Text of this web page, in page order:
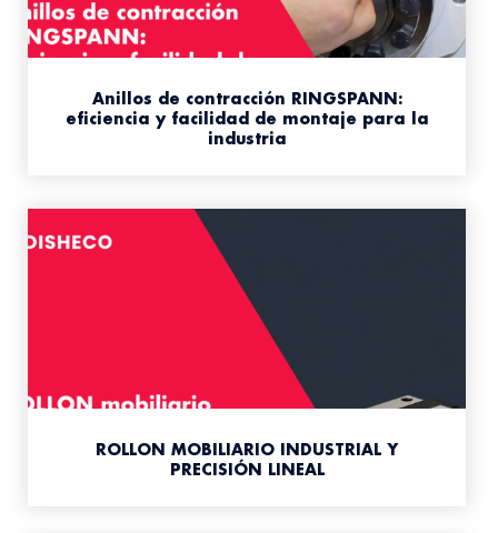
Anillos de contracción RINGSPANN:
eficiencia y facilidad de montaje para la
industria
ROLLON MOBILIARIO INDUSTRIAL Y
PRECISIÓN LINEAL